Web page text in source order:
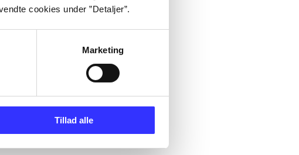
cookies under ”Detaljer”.
Marketing
Tillad alle